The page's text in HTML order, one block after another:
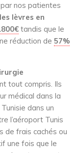
nos patientes
lèvres en
tandis que le
réduction de 57%
tout compris. Ils
médical dans la
Tunisie dans un
l’aéroport Tunis
de frais cachés ou
une fois que le